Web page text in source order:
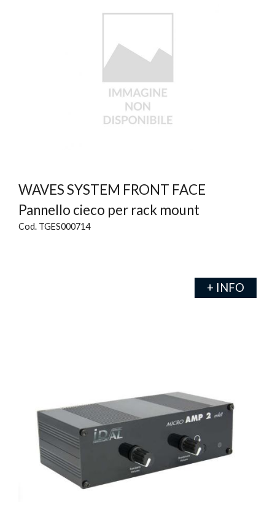
WAVES SYSTEM FRONT FACE
Pannello cieco per rack mount
Cod. TGES000714
+ INFO